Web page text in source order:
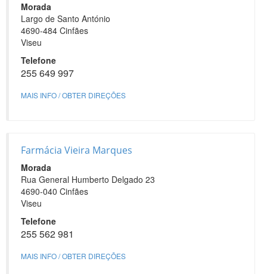
Morada
Largo de Santo António
4690-484 Cinfães
Viseu
Telefone
255 649 997
MAIS INFO / OBTER DIREÇÕES
Farmácia Vieira Marques
Morada
Rua General Humberto Delgado 23
4690-040 Cinfães
Viseu
Telefone
255 562 981
MAIS INFO / OBTER DIREÇÕES